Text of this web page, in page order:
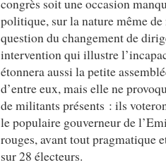
congrès soit une occasion
politique, sur la nature même de
question du changement de
intervention qui illustre
étonnera aussi la petite
d’entre eux, mais elle ne
de militants présents : ils
le populaire gouverneur de
rouges, avant tout pragmatique
sur 28 électeurs.